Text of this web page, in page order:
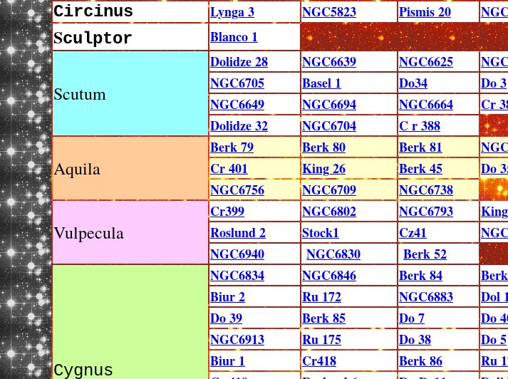
Circinus Lynga 3 NGC5823 Pismis 20
Sculptor Blanco 1
Scutum
Dolidze 28 NGC6639 NGC6625
NGC6705
Basel 1 Do34 Do 3
NGC6649
NGC6694 NGC6664 Cr
Dolidze 32
NGC6704 C r 388
Aquila
Berk 79 Berk 80 Berk 81
Cr 401
King 26 Berk 45 Do
NGC6756
NGC6709 NGC6738
Vulpecula
Cr399 NGC6802 NGC6793
Roslund 2
Stock1 Cz41
NGC6940
NGC6830 Berk 52
Cygnus
NGC6834 NGC6846 Berk 84
Biur 2
Ru 172 NGC6883 Dol
Do 39
Berk 85 Do 7 Do
NGC6913
Ru 175 Do 38 Do 5
Biur 1
Cr418 Berk 86 Ru